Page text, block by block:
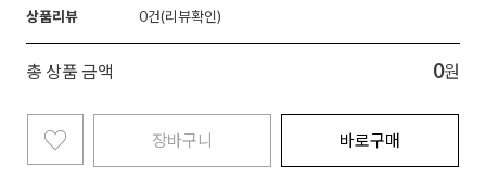
상품리뷰 0
총 상품 금액 0원
장바구니 바로구매